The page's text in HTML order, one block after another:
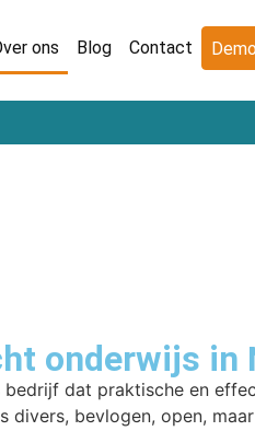
ons Blog Contact
onderwijs in
bedrijf dat praktische en
divers, bevlogen, open,